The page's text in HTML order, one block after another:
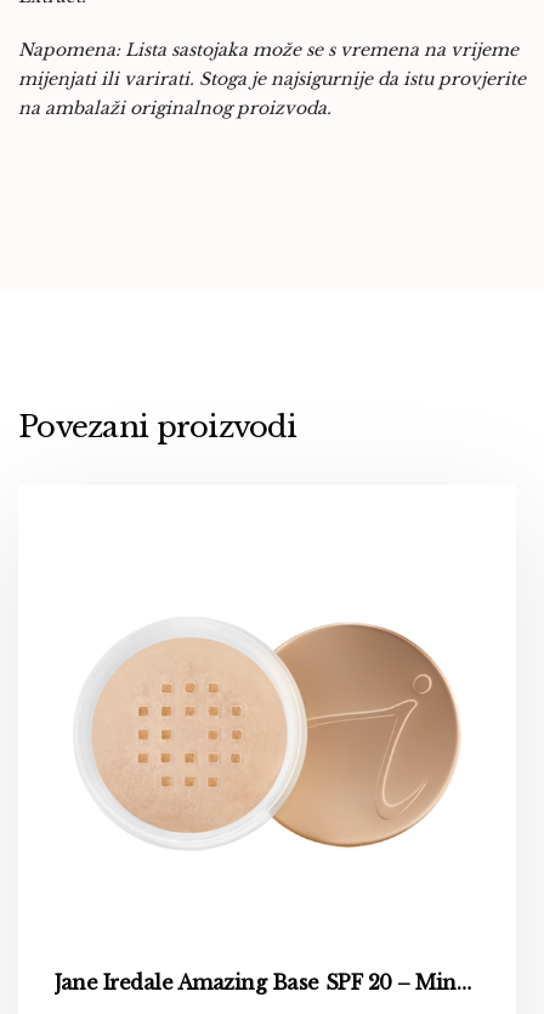
Napomena: Lista sastojaka može se s vremena na vrijeme
mijenjati ili varirati. Stoga je najsigurnije da istu provjerite
na ambalaži originalnog proizvoda.
Povezani proizvodi
Jane Iredale Amazing Base SPF 20 – Mineralni puder u prahu